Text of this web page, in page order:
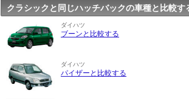
クラシックと同じハッチバックの車種と比較す
ダイハツ
ブーンと比較する
ダイハツ
パイザーと比較する